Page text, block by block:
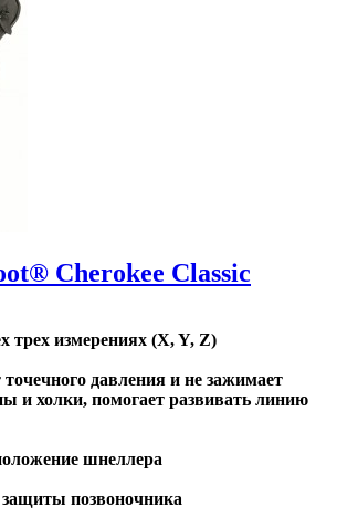
Cherokee Classic
трех измерениях (X, Y, Z)
точечного давления и не зажимает
холки, помогает развивать линию
шнеллера
защиты позвоночника